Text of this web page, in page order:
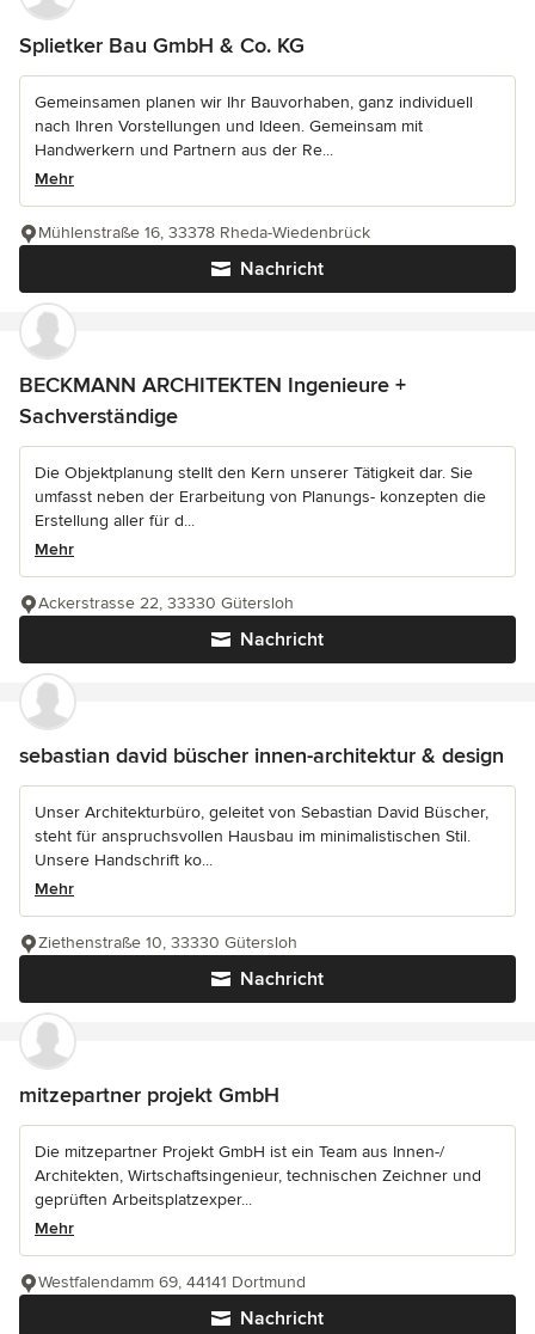
Splietker Bau GmbH & Co. KG
Gemeinsamen planen wir Ihr Bauvorhaben, ganz individuell
nach Ihren Vorstellungen und Ideen. Gemeinsam mit
Handwerkern und Partnern aus der Re...
Mehr
Nachricht
Mühlenstraße 16, 33378 Rheda-Wiedenbrück
BECKMANN ARCHITEKTEN Ingenieure +
Sachverständige
Die Objektplanung stellt den Kern unserer Tätigkeit dar. Sie
umfasst neben der Erarbeitung von Planungs- konzepten die
Erstellung aller für d...
Mehr
Nachricht
Ackerstrasse 22, 33330 Gütersloh
sebastian david büscher innen-architektur & design
Unser Architekturbüro, geleitet von Sebastian David Büscher,
steht für anspruchsvollen Hausbau im minimalistischen Stil.
Unsere Handschrift ko...
Mehr
Nachricht
Ziethenstraße 10, 33330 Gütersloh
mitzepartner projekt GmbH
Die mitzepartner Projekt GmbH ist ein Team aus Innen-/
Architekten, Wirtschaftsingenieur, technischen Zeichner und
geprüften Arbeitsplatzexper...
Mehr
Nachricht
Westfalendamm 69, 44141 Dortmund